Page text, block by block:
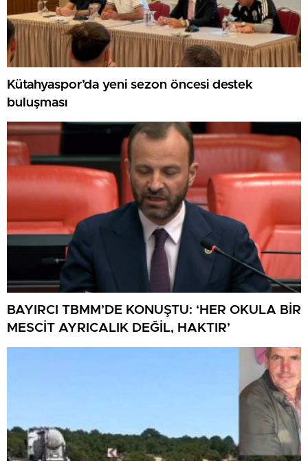
Kütahyaspor’da yeni sezon öncesi destek
buluşması
BAYIRCI TBMM’DE KONUŞTU: ‘HER OKULA BİR
MESCİT AYRICALIK DEĞİL, HAKTIR’